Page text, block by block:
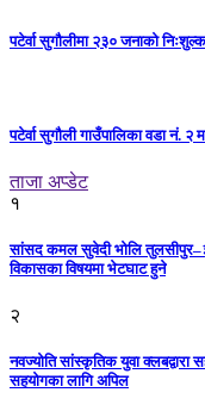
पटेर्वा सुगौलीमा २३० जनाको
पटेर्वा सुगौली गाउँपालिका वडा नं. २
ताजा अप्डेट
१
सांसद कमल सुवेदी भोलि तुलसीपुर–३
विकासका विषयमा भेटघाट हुने
२
नवज्योति सांस्कृतिक युवा क्लबद्वारा
सहयोगका लागि अपिल